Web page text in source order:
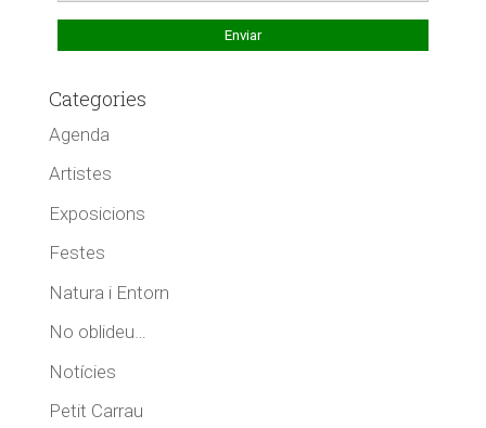
Categories
Agenda
Artistes
Exposicions
Festes
Natura i Entorn
No oblideu…
Notícies
Petit Carrau